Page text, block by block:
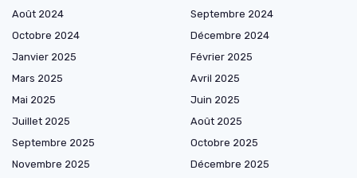
Août 2024
Septembre 2024
Octobre 2024
Décembre 2024
Janvier 2025
Février 2025
Mars 2025
Avril 2025
Mai 2025
Juin 2025
Juillet 2025
Août 2025
Septembre 2025
Octobre 2025
Novembre 2025
Décembre 2025